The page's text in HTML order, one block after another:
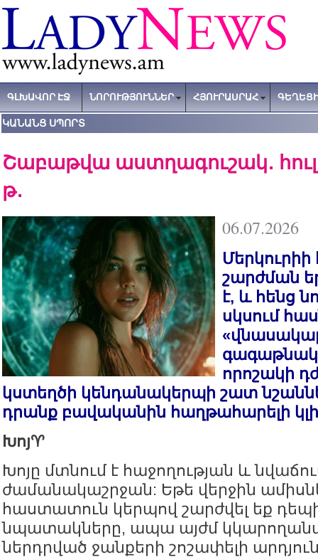
ԳԼԽԱՎՈՐ ԷՋ ՆՈՐՈՒԹՅՈՒՆՆԵՐ ՀՅՈՒՐԱՍՐԱՀ
ԿԱՆԱՆՑ ՍՊՈՐՏ
Շաբաթվա աստղագուշակ․
թ․
06.07.2026
շարժման
է, և հենց
սկսում
որոշակի
կստեղծի կենդանակերպի շատ
դրանք բավականին հաղթահարելի
Խոյ♈️
Խոյը մտնում է հաջողության և
ժամանակաշրջան: Եթե վերջին
հաստատուն կերպով շարժվել եք
նպատակները, ապա այժմ
ներդրված ջանքերի շոշափելի